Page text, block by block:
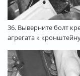
36. Выверните болт
агрегата к